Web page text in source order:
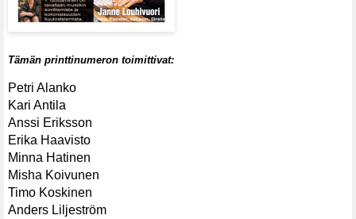
Tämän printtinumeron toimittivat:
Petri Alanko
Kari Antila
Anssi Eriksson
Erika Haavisto
Minna Hatinen
Misha Koivunen
Timo Koskinen
Anders Liljeström